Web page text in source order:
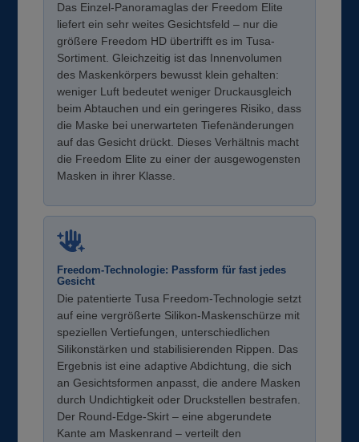
Das Einzel-Panoramaglas der Freedom Elite
liefert ein sehr weites Gesichtsfeld – nur die
größere Freedom HD übertrifft es im Tusa-
Sortiment. Gleichzeitig ist das Innenvolumen
des Maskenkörpers bewusst klein gehalten:
weniger Luft bedeutet weniger Druckausgleich
beim Abtauchen und ein geringeres Risiko, dass
die Maske bei unerwarteten Tiefenänderungen
auf das Gesicht drückt. Dieses Verhältnis macht
die Freedom Elite zu einer der ausgewogensten
Masken in ihrer Klasse.
Freedom-Technologie: Passform für fast jedes
Gesicht
Die patentierte Tusa Freedom-Technologie setzt
auf eine vergrößerte Silikon-Maskenschürze mit
speziellen Vertiefungen, unterschiedlichen
Silikonstärken und stabilisierenden Rippen. Das
Ergebnis ist eine adaptive Abdichtung, die sich
an Gesichtsformen anpasst, die andere Masken
durch Undichtigkeit oder Druckstellen bestrafen.
Der Round-Edge-Skirt – eine abgerundete
Kante am Maskenrand – verteilt den